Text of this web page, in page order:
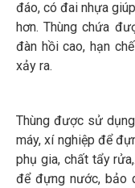
đáo, có đai nhựa
hơn. Thùng chứa
đàn hồi cao, hạn
xảy ra.
Thùng được sử
máy, xí nghiệp để
phụ gia, chất tẩy
để đựng nước, bảo